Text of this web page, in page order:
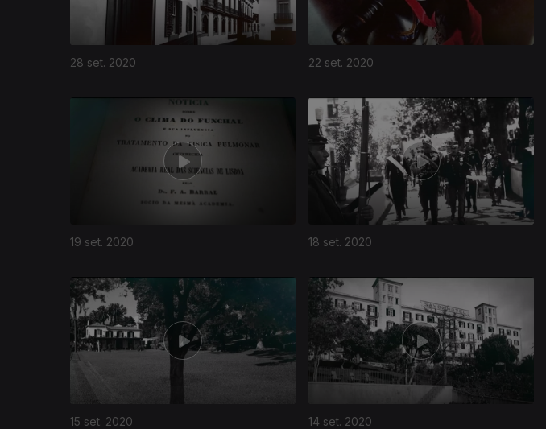
28 set. 2020 22 set. 2020
19 set. 2020 18 set. 2020
15 set. 2020 14 set. 2020
492904